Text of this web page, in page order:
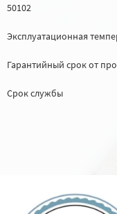
50102
Эксплуатационная
Гарантийный срок от
Срок службы